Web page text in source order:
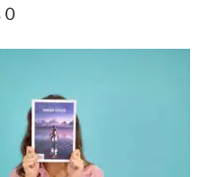
0